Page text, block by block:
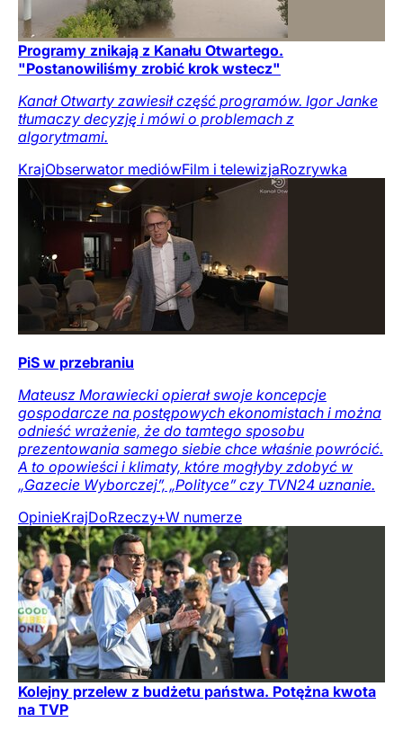
Programy znikają z Kanału Otwartego.
"Postanowiliśmy zrobić krok wstecz"
Kanał Otwarty zawiesił część programów. Igor Janke
tłumaczy decyzję i mówi o problemach z
algorytmami.
KrajObserwator mediówFilm i telewizjaRozrywka
PiS w przebraniu
Mateusz Morawiecki opierał swoje koncepcje
gospodarcze na postępowych ekonomistach i można
odnieść wrażenie, że do tamtego sposobu
prezentowania samego siebie chce właśnie powrócić.
A to opowieści i klimaty, które mogłyby zdobyć w
„Gazecie Wyborczej”, „Polityce” czy TVN24 uznanie.
OpinieKrajDoRzeczy+W numerze
Kolejny przelew z budżetu państwa. Potężna kwota
na TVP